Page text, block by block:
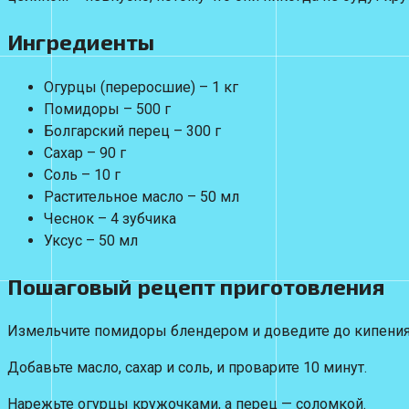
Ингредиенты
Огурцы (переросшие) – 1 кг
Помидоры – 500 г
Болгарский перец – 300 г
Сахар – 90 г
Соль – 10 г
Растительное масло – 50 мл
Чеснок – 4 зубчика
Уксус – 50 мл
Пошаговый рецепт приготовления
Измельчите помидоры блендером и доведите до
Добавьте масло, сахар и соль, и проварите 10 минут.
Нарежьте огурцы кружочками, а перец — соломкой.